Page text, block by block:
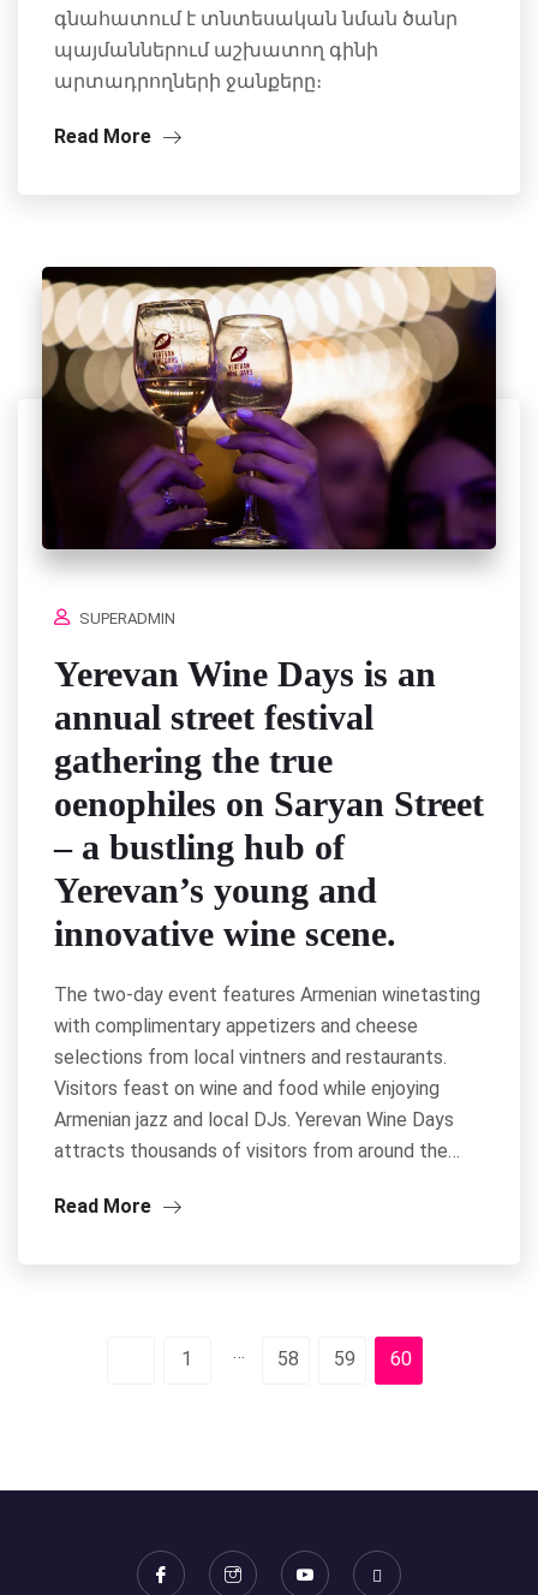
գնահատում է տնտեսական նման ծանր
պայմաններում աշխատող գինի
արտադրողների ջանքերը։
Read More
SUPERADMIN
Yerevan Wine Days is an
annual street festival
gathering the true
oenophiles on Saryan Street
– a bustling hub of
Yerevan’s young and
innovative wine scene.
The two-day event features Armenian winetasting
with complimentary appetizers and cheese
selections from local vintners and restaurants.
Visitors feast on wine and food while enjoying
Armenian jazz and local DJs. Yerevan Wine Days
attracts thousands of visitors from around the…
Read More
1 58 59 60